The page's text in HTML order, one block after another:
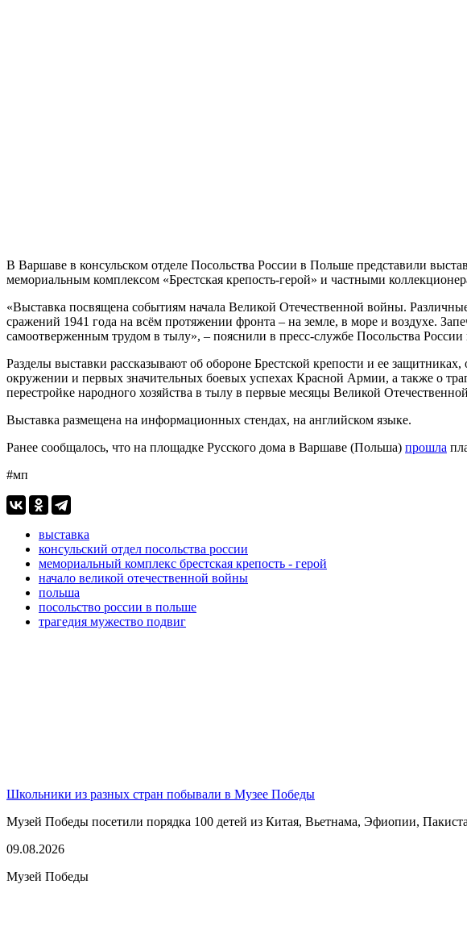
В Варшаве в консульском отделе Посольства России в Польше представили
мемориальным комплексом «Брестская крепость-герой» и частными
«Выставка посвящена событиям начала Великой Отечественной войны.
сражений 1941 года на всём протяжении фронта – на земле, в море и воздухе.
самоотверженным трудом в тылу», – пояснили в пресс-службе Посольства
Разделы выставки рассказывают об обороне Брестской крепости и ее
окружении и первых значительных боевых успехах Красной Армии, а также о
перестройке народного хозяйства в тылу в первые месяцы Великой
Выставка размещена на информационных стендах, на английском языке.
Ранее сообщалось, что на площадке Русского дома в Варшаве (Польша) прошла
#мп
выставка
консульский отдел посольства россии
мемориальный комплекс брестская крепость - герой
начало великой отечественной войны
польша
посольство россии в польше
трагедия мужество подвиг
Школьники из разных стран побывали в Музее Победы
Музей Победы посетили порядка 100 детей из Китая, Вьетнама, Эфиопии,
09.08.2026
Музей Победы